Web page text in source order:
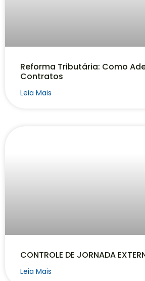
Reforma Tributária: Como
Contratos
Leia Mais
CONTROLE DE JORNADA
Leia Mais